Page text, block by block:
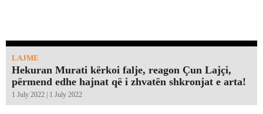
LAJME
Hekuran Murati kërkoi falje, reagon Çun Lajçi,
përmend edhe hajnat që i zhvatën shkronjat e arta!￼
1 July 2022 | 1 July 2022